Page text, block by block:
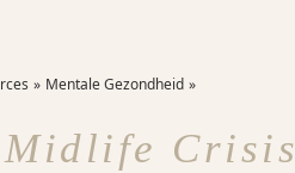
Mentale Gezondheid
Midlife Crisis